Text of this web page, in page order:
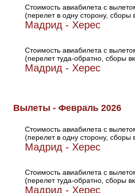
Стоимость авиабилета с
(перелет в одну сторону, сборы
Мадрид - Херес
Стоимость авиабилета с
(перелет туда-обратно, сборы
Мадрид - Херес
Вылеты - Февраль 2026
Стоимость авиабилета с
(перелет в одну сторону, сборы
Мадрид - Херес
Стоимость авиабилета с
(перелет туда-обратно, сборы
Мадрид - Херес